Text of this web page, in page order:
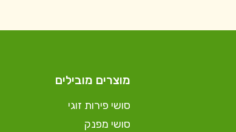
מוצרים מובילים
סושי פירות זוגי
סושי מפנק